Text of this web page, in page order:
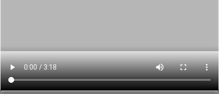
Category:Aktualności,Projekty UE